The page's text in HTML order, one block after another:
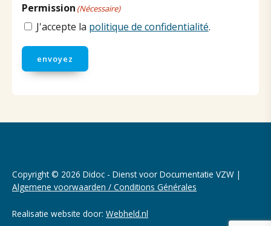
Permission (Nécessaire)
J'accepte la politique de confidentialité.
envoyez
Copyright © 2026 Didoc - Dienst voor Documentatie VZW |
Algemene voorwaarden / Conditions Générales
Realisatie website door: Webheld.nl